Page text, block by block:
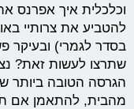
וכלכלית איך אפרנס
להטביע את צרותיי
בסדר לגמרי) ובעיקר
שתרצו לעשות זאת?
הגרסה הטובה ביותר
מהבית, להתאמן אם